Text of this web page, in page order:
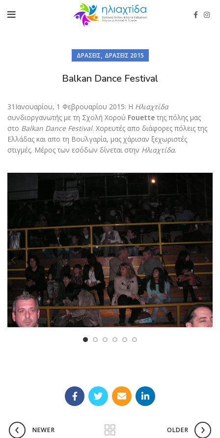
ΔΡΆΣΕΙΣ, ΔΡΆΣΕΙΣ 2015
Balkan Dance Festival
31Ιανουαρίου, 1 Φεβρουαρίου 2015: Η Ηλιαχτίδα
συνδιοργανωτής με τη Σχολή Xορού Fouette της πόλης μας
στο Balkan Dance Festival. Χορευτές απο διάφορες πόλεις της
Ελλάδας και απο τη Βουλγαρία, μας χάρισαν ξεχωριστές
στιγμές. Μέρος των εσόδων δίνεται στην Ηλιαχτίδα.
NEWER OLDER